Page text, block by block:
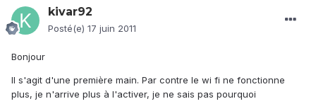
kivar92
Posté(e) 17 juin 2011
Bonjour
Il s'agit d'une première main. Par contre le wi fi ne fonctionne
plus, je n'arrive plus à l'activer, je ne sais pas pourquoi